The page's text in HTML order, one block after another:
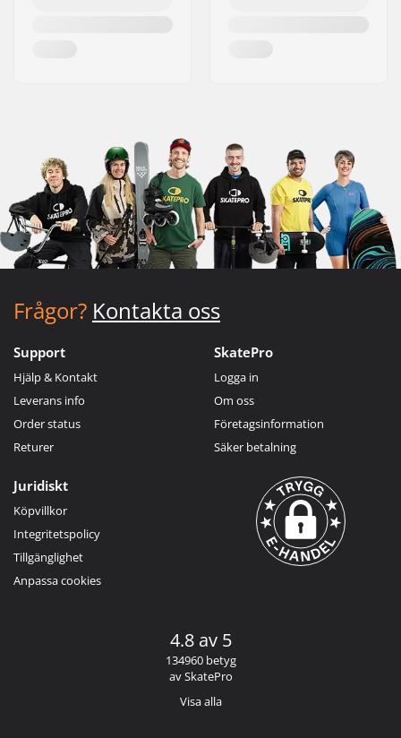
Frågor? Kontakta oss
Support
Hjälp & Kontakt
Leverans info
Order status
Returer
SkatePro
Logga in
Om oss
Företagsinformation
Säker betalning
Juridiskt
Köpvillkor
Integritetspolicy
Tillgänglighet
Anpassa cookies
4.8 av 5
134960 betyg
av SkatePro
Visa alla